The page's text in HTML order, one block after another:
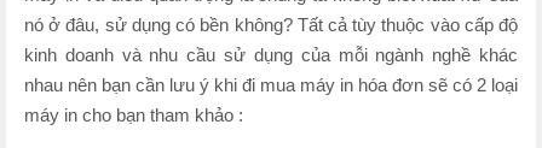
nó ở đâu, sử dụng có bền không? Tất cả tùy thuộc vào cấp độ
kinh doanh và nhu cầu sử dụng của mỗi ngành nghề khác
nhau nên bạn cần lưu ý khi đi mua máy in hóa đơn sẽ có 2 loại
máy in cho bạn tham khảo :